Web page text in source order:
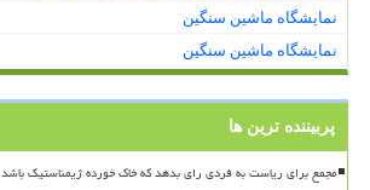
نمایشگاه ماشین سنگین
نمایشگاه ماشین سنگین
پربیننده ترین ها
مجمع برای ریاست به فردی رای بدهد که خاک خورده ژیمناستیک باشد